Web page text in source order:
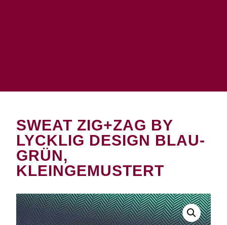
SWEAT ZIG+ZAG BY
LYCKLIG DESIGN BLAU-
GRÜN,
KLEINGEMUSTERT